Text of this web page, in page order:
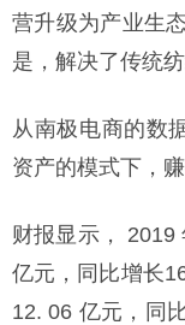
营升级为产业生
是，解决了传统
从南极电商的数
资产的模式下，
财报显示， 2019
亿元，同比增长
12. 06 亿元，同